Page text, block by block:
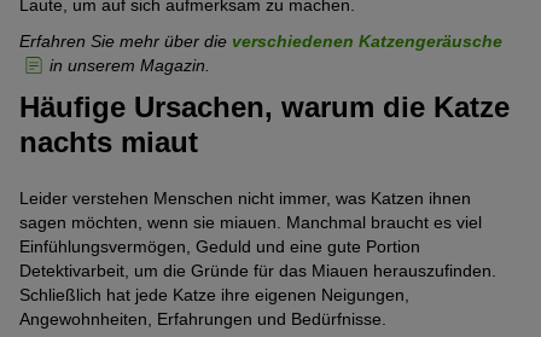
Laute, um auf sich aufmerksam zu machen.
Erfahren Sie mehr über die verschiedenen Katzengeräusche
in unserem Magazin.
Häufige Ursachen, warum die Katze
nachts miaut
Leider verstehen Menschen nicht immer, was Katzen ihnen
sagen möchten, wenn sie miauen. Manchmal braucht es viel
Einfühlungsvermögen, Geduld und eine gute Portion
Detektivarbeit, um die Gründe für das Miauen herauszufinden.
Schließlich hat jede Katze ihre eigenen Neigungen,
Angewohnheiten, Erfahrungen und Bedürfnisse.